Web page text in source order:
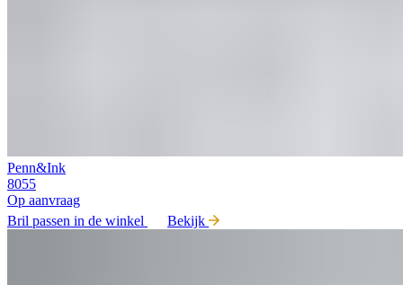
Penn&Ink
8055
Op aanvraag
Bril passen in de winkel
Bekijk